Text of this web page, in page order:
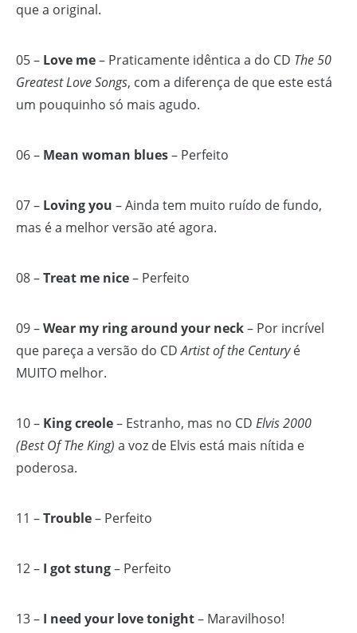
que a original.
05 – Love me– Praticamente idêntica a do CD The 50
Greatest Love Songs, com a diferença de que este está
um pouquinho só mais agudo.
06 – Mean woman blues– Perfeito
07 – Loving you – Ainda tem muito ruído de fundo,
mas é a melhor versão até agora.
08 –Treat me nice– Perfeito
09 –Wear my ring around your neck– Por incrível
que pareça a versão do CDArtist of the Centuryé
MUITO melhor.
10 – King creole– Estranho, mas no CD Elvis 2000
(Best Of The King) a voz de Elvis está mais nítida e
poderosa.
11 –Trouble– Perfeito
12 – I got stung– Perfeito
13 – I need your love tonight– Maravilhoso!